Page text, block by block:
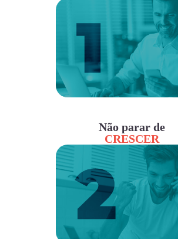
Não parar de
CRESCER